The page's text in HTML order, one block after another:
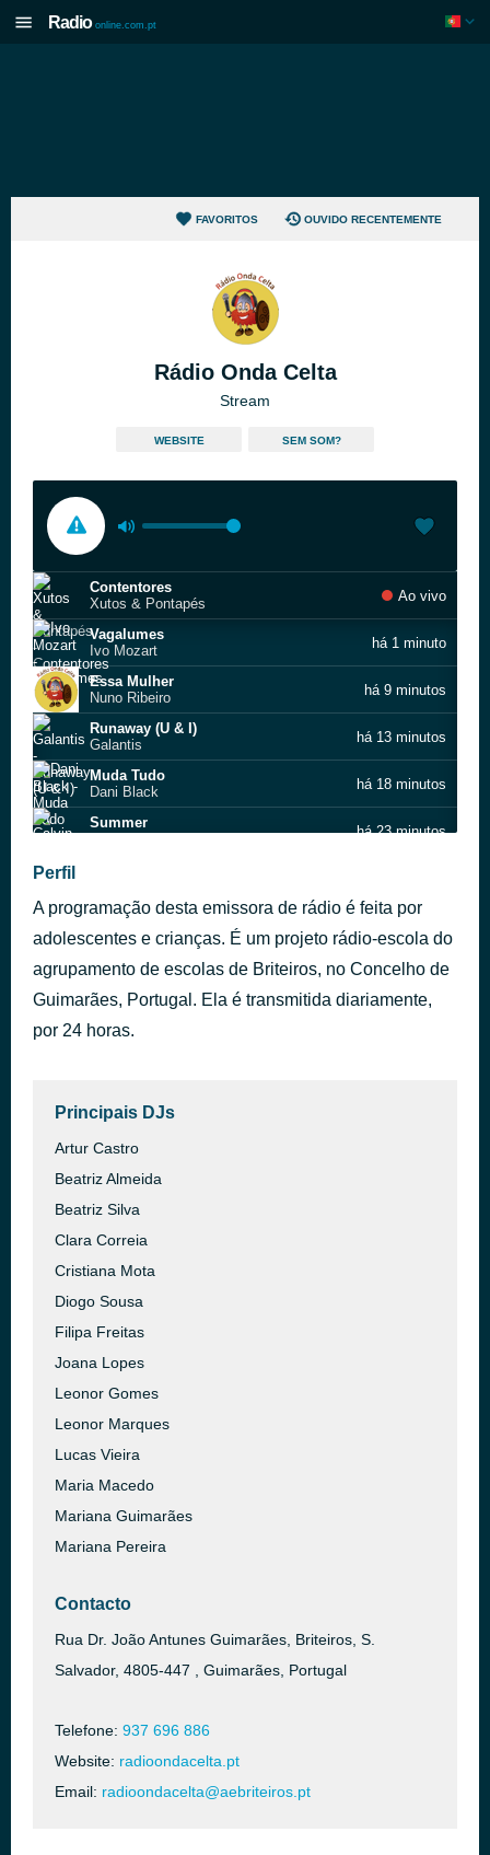
Radio online.com.pt
FAVORITOS OUVIDO RECENTEMENTE
Rádio Onda Celta
Stream
WEBSITE SEM SOM?
Contentores
Xutos & Pontapés
Ao vivo
Vagalumes
Ivo Mozart
há 1 minuto
Essa Mulher
Nuno Ribeiro
há 9 minutos
Runaway (U & I)
Galantis
há 13 minutos
Muda Tudo
Dani Black
há 18 minutos
Summer
há 23 minutos
Wake Me Up
Avicii
Hey Brother
Avicii
há 38 minutos
Hora de Ponta
ÁTOA
Perfil
A programação desta emissora de rádio é feita por
adolescentes e crianças. É um projeto rádio-escola do
agrupamento de escolas de Briteiros, no Concelho de
Guimarães, Portugal. Ela é transmitida diariamente,
por 24 horas.
Principais DJs
Artur Castro
Beatriz Almeida
Beatriz Silva
Clara Correia
Cristiana Mota
Diogo Sousa
Filipa Freitas
Joana Lopes
Leonor Gomes
Leonor Marques
Lucas Vieira
Maria Macedo
Mariana Guimarães
Mariana Pereira
Contacto
Rua Dr. João Antunes Guimarães, Briteiros, S.
Salvador, 4805-447 , Guimarães, Portugal
Telefone: 937 696 886
Website: radioondacelta.pt
Email: radioondacelta@aebriteiros.pt